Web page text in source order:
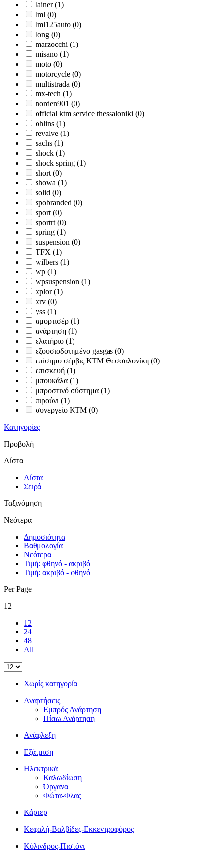
lainer(1)
lml (0)
lml125auto (0)
long (0)
marzocchi (1)
misano (1)
moto (0)
motorcycle (0)
multistrada (0)
mx-tech (1)
norden901 (0)
official ktm service thessaloniki (0)
ohlins (1)
revalve (1)
sachs (1)
shock (1)
shock spring (1)
short (0)
showa (1)
solid (0)
spobranded (0)
sport (0)
sportrt (0)
spring (1)
suspension (0)
TFX (1)
wilbers (1)
wp (1)
wpsuspension (1)
xplor(1)
xrv (0)
yss (1)
αμορτισέρ (1)
ανάρτηση (1)
ελατήριο (1)
εξουσιοδοτημένο gasgas (0)
επίσημο σέρβις ΚΤΜ Θεσσαλονίκη (0)
επισκευή (1)
μπουκάλα (1)
μπροστινό σύστημα (1)
πιρούνι (1)
συνεργείο ΚΤΜ (0)
Κατηγορίες
Προβολή
Λίστα
Λίστα
Σειρά
Ταξινόμηση
Νεότερα
Δημοσιότητα
Βαθμολογία
Νεότερα
Τιμή: φθηνό - ακριβό
Τιμή: ακριβό - φθηνό
Per Page
12
12
24
48
All
Χωρίς κατηγορία
Αναρτήσεις
Εμπρός Ανάρτηση
Πίσω Ανάρτηση
Ανάφλεξη
Εξάτμιση
Ηλεκτρικά
Καλωδίωση
Όργανα
Φώτα-Φλας
Κάρτερ
Κεφαλή-Βαλβίδες-Εκκεντροφόρος
Κύλινδρος-Πιστόνι